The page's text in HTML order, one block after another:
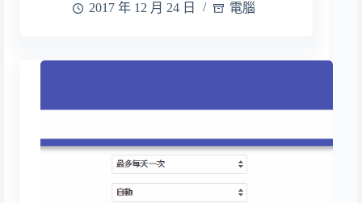
2017 年 12 月 24 日
電腦